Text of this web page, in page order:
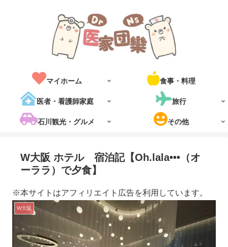
マイホーム 食事・料理
医者・看護師家庭 旅行
石川観光・グルメ その他
W大阪 ホテル 宿泊記【Oh.lala•••（オ
ーララ）で夕食】
※本サイトはアフィリエイト広告を利用しています。
W大阪